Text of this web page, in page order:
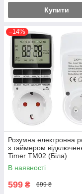
Купити
–14%
Розумна електронна
з таймером
Timer TM02 (Біла)
В наявності
599 ₴ 699 ₴